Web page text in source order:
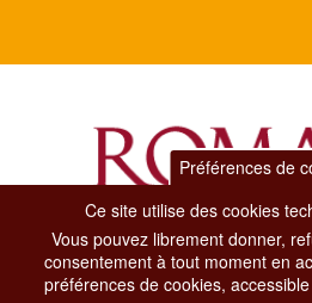
Dipartimento Grandi Eventi,
Via di San Basilio, 51
00187 Roma
Préférences de
Ce site utilise des cookies
Vous pouvez librement donner,
consentement à tout moment en
préférences de cookies,